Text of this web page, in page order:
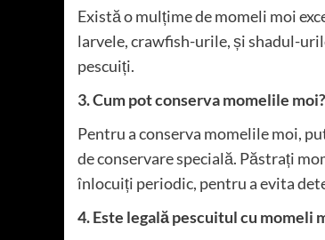
Există o mulțime de momeli moi
larvele, crawfish-urile, și shadul-
pescuiți.
3. Cum pot conserva momelile moi?
Pentru a conserva momelile moi,
de conservare specială. Păstrați
înlocuiți periodic, pentru a evita
4. Este legală pescuitul cu momeli